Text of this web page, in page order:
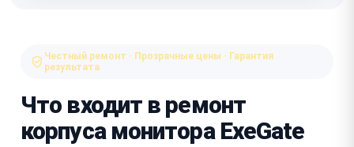
Честный ремонт · Прозрачные цены · Гарантия
результата
Что входит в ремонт
корпуса монитора ExeGate